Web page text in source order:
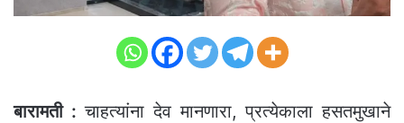
बारामती : चाहत्यांना देव मानणारा, प्रत्येकाला हसतमुखाने